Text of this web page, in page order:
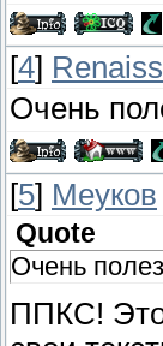
[4]
Очень
[5] Меуков
Quote
Очень
ППКС! Это